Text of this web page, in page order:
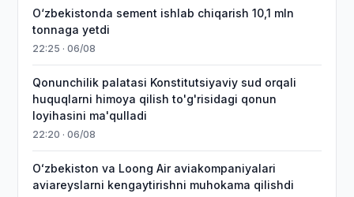
O‘zbekistonda sement ishlab chiqarish 10,1 mln
tonnaga yetdi
22:25 · 06/08
Qonunchilik palatasi Konstitutsiyaviy sud orqali
huquqlarni himoya qilish to'g'risidagi qonun
loyihasini ma'qulladi
22:20 · 06/08
Oʻzbekiston va Loong Air aviakompaniyalari
aviareyslarni kengaytirishni muhokama qilishdi